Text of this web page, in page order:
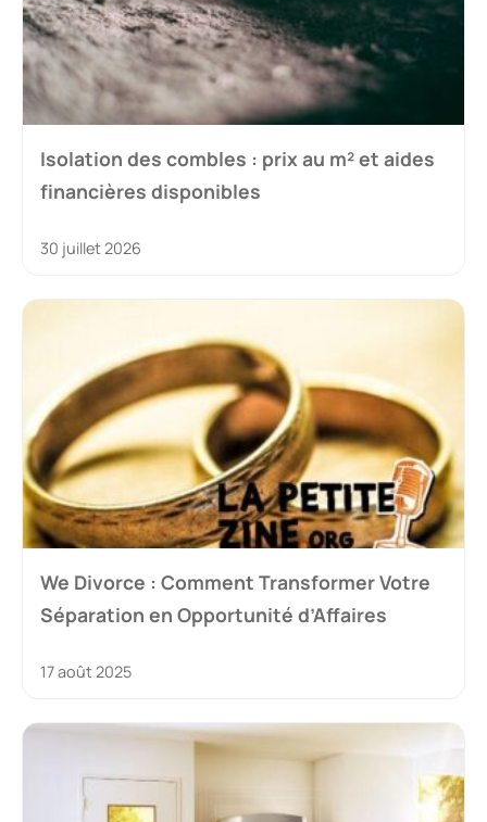
Isolation des combles : prix au m² et aides
financières disponibles
30 juillet 2026
We Divorce : Comment Transformer Votre
Séparation en Opportunité d’Affaires
17 août 2025